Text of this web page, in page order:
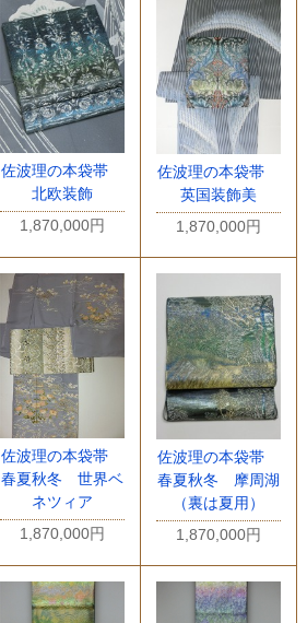
佐波理の本袋帯
北欧装飾
1,870,000円
佐波理の本袋帯
英国装飾美
1,870,000円
佐波理の本袋帯
春夏秋冬 世界ベ
ネツィア
1,870,000円
佐波理の本袋帯
春夏秋冬 摩周湖
（裏は夏用）
1,870,000円